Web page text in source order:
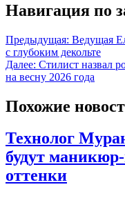
Навигация по
Предыдущая: Ведущая
с глубоким декольте
Далее: Стилист назвал
на весну 2026 года
Похожие
Технолог
будут
оттенки